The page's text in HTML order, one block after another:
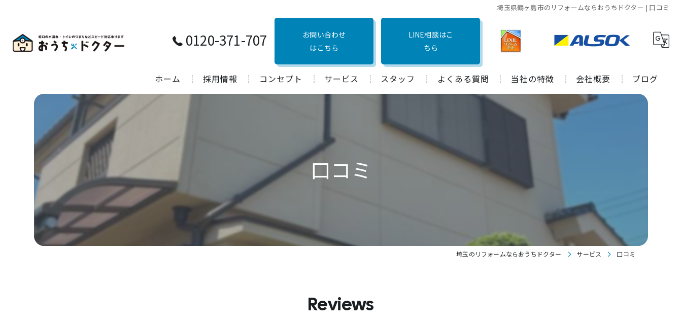
埼玉県鶴ヶ島市のリフォームならおうちドクター | 口コミ
0120-371-707
お問い合わせ
はこちら
LINE相談はこ
ちら
ホーム 採用情報 コンセプト サービス スタッフ よくある質問 当社の特徴
水回り
トイレ
会社概要 ブログ
口コミ
埼玉のリフォームならおうちドクター サービス 口コミ
Reviews